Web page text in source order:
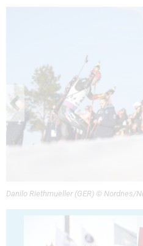
Danilo Riethmueller (GER) © Nordnes/